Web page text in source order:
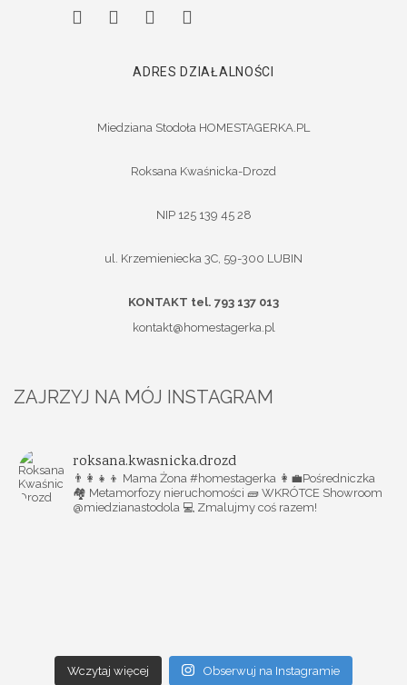
ADRES DZIAŁALNOŚCI
Miedziana Stodoła HOMESTAGERKA.PL
Roksana Kwaśnicka-Drozd
NIP 125 139 45 28
ul. Krzemieniecka 3C, 59-300 LUBIN
KONTAKT tel. 793 137 013
kontakt@homestagerka.pl
ZAJRZYJ NA MÓJ INSTAGRAM
roksana.kwasnicka.drozd
👨‍👩‍👧‍👦 Mama Żona #homestagerka 👩‍💼Pośredniczka
🏘️ Metamorfozy nieruchomości 🧱 WKRÓTCE Showroom
@miedzianastodola 💻 Zmalujmy coś razem!
Wczytaj więcej Obserwuj na Instagramie